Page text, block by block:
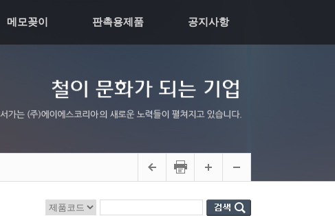
공지사항
판촉용제품
메모꽂이